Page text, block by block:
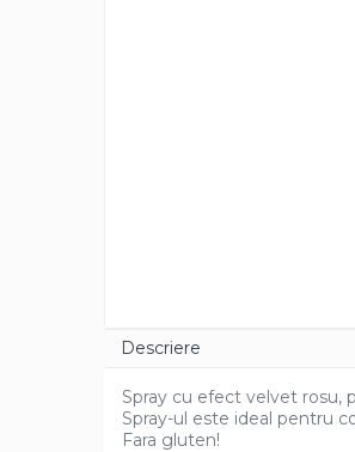
Alune de Padure
Fructe Liofilizate
Fructe Confiate
Descriere
Spray cu efect velvet rosu,
Spray-ul este ideal pentru
Fara gluten!